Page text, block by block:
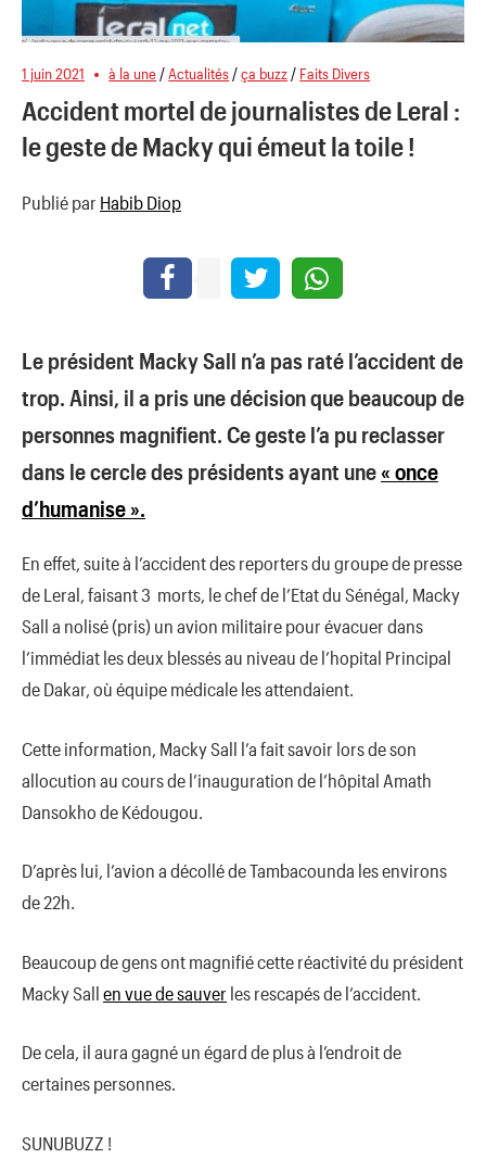
1 juin 2021 à la une /Actualités /ça buzz / Faits Divers
Accident mortel de journalistes de Leral :
le geste de Macky qui émeut la toile !
Publié par Habib Diop
Le président Macky Sall n’a pas raté l’accident de
trop. Ainsi, il a pris une décision que beaucoup de
personnes magnifient. Ce geste l’a pu reclasser
dans le cercle des présidents ayant une « once
d’humanise ».
En effet, suite à l’accident des reporters du groupe de presse
de Leral, faisant 3 morts, le chef de l’Etat du Sénégal, Macky
Sall a nolisé (pris) un avion militaire pour évacuer dans
l’immédiat les deux blessés au niveau de l’hopital Principal
de Dakar, où équipe médicale les attendaient.
Cette information, Macky Sall l’a fait savoir lors de son
allocution au cours de l’inauguration de l’hôpital Amath
Dansokho de Kédougou.
D’après lui, l’avion a décollé de Tambacounda les environs
de 22h.
Beaucoup de gens ont magnifié cette réactivité du président
Macky Sall en vue de sauver les rescapés de l’accident.
De cela, il aura gagné un égard de plus à l’endroit de
certaines personnes.
SUNUBUZZ !